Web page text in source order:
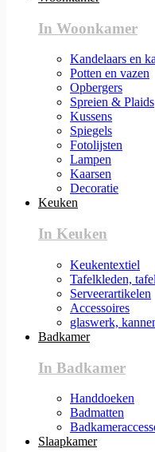
In Woonkamer
Kandelaars en
Potten en vazen
Opbergers
Spreien & Plaids
Kussens
Spiegels
Fotolijsten
Lampen
Kaarsen
Decoratie
Keuken
In Keuken
Keukentextiel
Tafelkleden,
Serveerartikelen
Accessoires
glaswerk,
Badkamer
In Badkamer
Handdoeken
Badmatten
Slaapkamer